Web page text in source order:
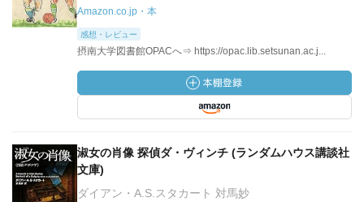
Amazon.co.jp・本
感想・レビュー
摂南大学図書館OPACへ⇒ https://opac.lib.setsunan.ac.j...
淑女の肖像 探偵ダ・ヴィンチ (ランダムハウス講談社
文庫)
ダイアン・A.S.スタカート 対馬妙